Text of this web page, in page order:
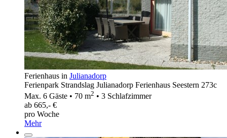
Ferienhaus in Julianadorp
Ferienpark Strandslag Julianadorp Ferienhaus Seestern 273c
Max. 6 Gäste • 70 m2 • 3 Schlafzimmer
ab 665,- €
pro Woche
Mehr